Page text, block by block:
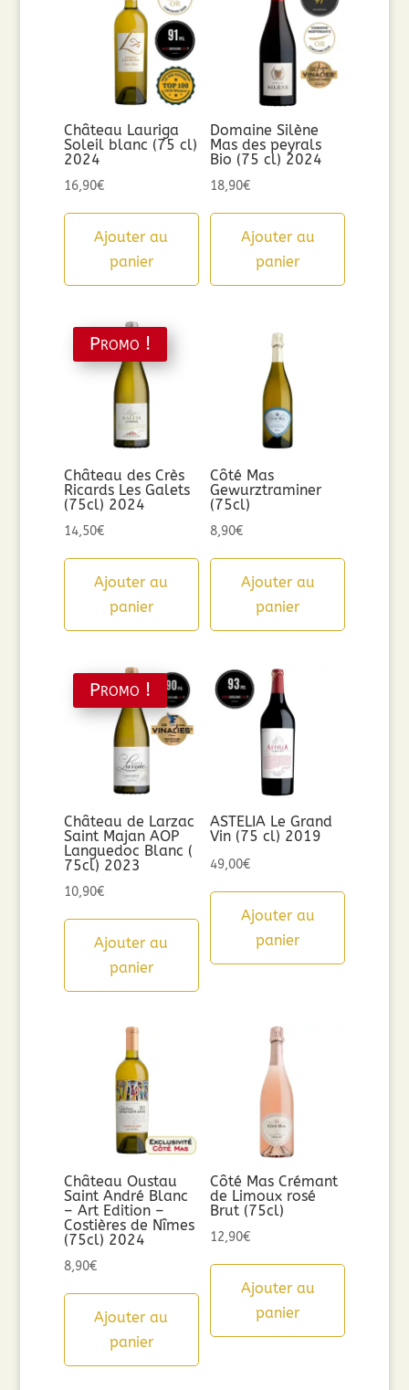
Château Lauriga
Soleil blanc (75 cl)
2024
16,90€
Ajouter au
panier
Domaine Silène
Mas des peyrals
Bio (75 cl) 2024
18,90€
Ajouter au
panier
Promo !
Château des Crès
Ricards Les Galets
(75cl) 2024
14,50€
Ajouter au
panier
Côté Mas
Gewurztraminer
(75cl)
8,90€
Ajouter au
panier
Promo !
Château de Larzac
Saint Majan AOP
Languedoc Blanc (
75cl) 2023
10,90€
Ajouter au
panier
ASTELIA Le Grand
Vin (75 cl) 2019
49,00€
Ajouter au
panier
Château Oustau
Saint André Blanc
– Art Edition –
Costières de Nîmes
(75cl) 2024
8,90€
Ajouter au
panier
Côté Mas Crémant
de Limoux rosé
Brut (75cl)
12,90€
Ajouter au
panier